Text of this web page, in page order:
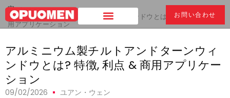
お問い合わせ
家 >
アルミニウム製チルトアンドターンウィンドウとは? 特徴, 利点 & 商
用アプリケーション
アルミニウム製チルトアンドターンウィ
ンドウとは? 特徴, 利点 & 商用アプリケー
ション
09/02/2026 ユアン・ウェン